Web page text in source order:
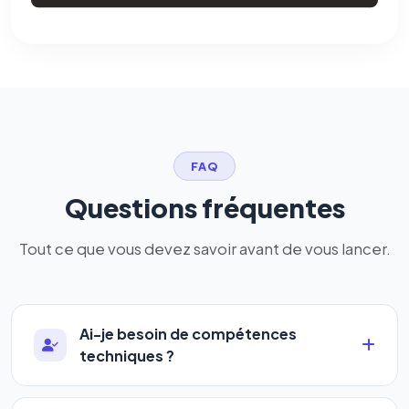
FAQ
Questions fréquentes
Tout ce que vous devez savoir avant de vous lancer.
Ai-je besoin de compétences
techniques ?
Absolument pas. Notre logiciel a été conçu pour